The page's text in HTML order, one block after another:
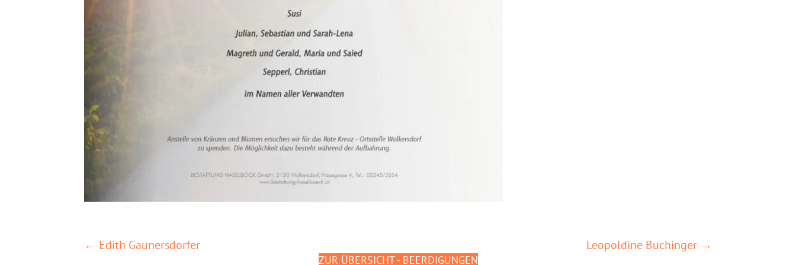
POSTS
← Edith Gaunersdorfer Leopoldine Buchinger →
ZUR ÜBERSICHT - BEERDIGUNGEN